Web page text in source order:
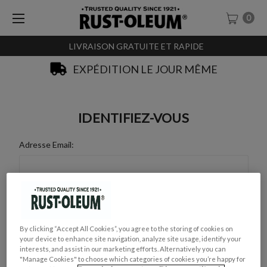
LIVRAISON GRATUITE ET RAPIDE
0
EXPÉDITION LE JOUR MÊME
IDENTIFIEZ-VOUS
Adresse Email:
Mot de Passe :
By clicking “Accept All Cookies”, you agree to the storing of cookies on
your device to enhance site navigation, analyze site usage, identify your
interests, and assist in our marketing efforts. Alternatively you can
"Manage Cookies" to choose which categories of cookies you’re happy for